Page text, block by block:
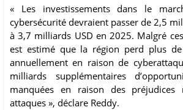
« Les investissements dans le
cybersécurité devraient passer de 2,5
à 3,7 milliards USD en 2025. Malgré
est estimé que la région perd plus
annuellement en raison de
milliards supplémentaires
manquées en raison des préjudices
attaques », déclare Reddy.